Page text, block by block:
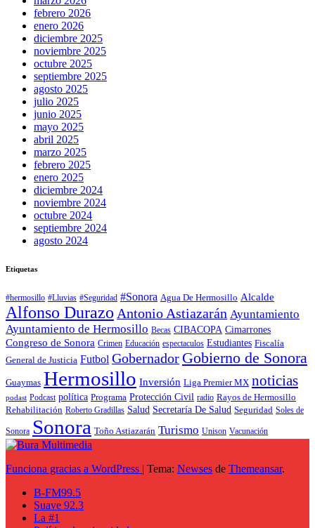
febrero 2026
enero 2026
diciembre 2025
noviembre 2025
octubre 2025
septiembre 2025
agosto 2025
julio 2025
junio 2025
mayo 2025
abril 2025
marzo 2025
febrero 2025
enero 2025
diciembre 2024
noviembre 2024
octubre 2024
septiembre 2024
agosto 2024
Etiquetas
#hermosillo #Lluvias #Seguridad #Sonora Agua De Hermosillo Alcalde
Alfonso Durazo Antonio Astiazarán Ayuntamiento
Ayuntamiento de Hermosillo Becas CIBACOPA Cimarrones
Congreso de Sonora Crimen Educación espectaculos Estudiantes Fiscalía
General de Justicia Futbol Gobernador Gobierno de Sonora
Guaymas Hermosillo Inversión Liga Premier MX noticias
podast Podcast política Programa Protección Civil radio Rayos de Hermosillo
Rehabilitación Roberto Gradillas Salud Secretaría De Salud Seguridad Soles de
Sonora Sonora Toño Astiazarán Turismo Unison Vacunación
Funciona gracias a WordPress | Tema: Newses de Themeansar.
B-FM99.5
Suave 92.3
La #1